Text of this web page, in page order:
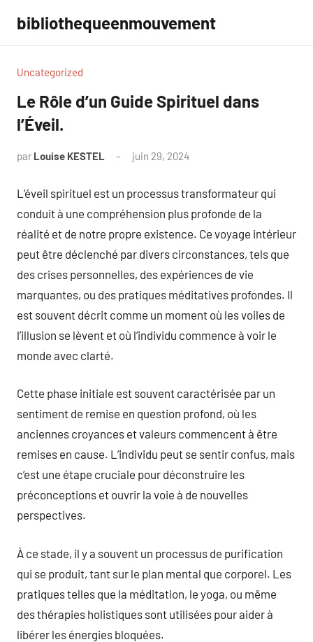
contenu
bibliothequeenmouvement
Uncategorized
Le Rôle d’un Guide Spirituel dans
l’Éveil.
par Louise KESTEL juin 29, 2024
L’éveil spirituel est un processus transformateur qui
conduit à une compréhension plus profonde de la
réalité et de notre propre existence. Ce voyage intérieur
peut être déclenché par divers circonstances, tels que
des crises personnelles, des expériences de vie
marquantes, ou des pratiques méditatives profondes. Il
est souvent décrit comme un moment où les voiles de
l’illusion se lèvent et où l’individu commence à voir le
monde avec clarté.
Cette phase initiale est souvent caractérisée par un
sentiment de remise en question profond, où les
anciennes croyances et valeurs commencent à être
remises en cause. L’individu peut se sentir confus, mais
c’est une étape cruciale pour déconstruire les
préconceptions et ouvrir la voie à de nouvelles
perspectives.
À ce stade, il y a souvent un processus de purification
qui se produit, tant sur le plan mental que corporel. Les
pratiques telles que la méditation, le yoga, ou même
des thérapies holistiques sont utilisées pour aider à
libérer les énergies bloquées.